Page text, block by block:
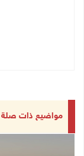
مواضيع ذات صلة